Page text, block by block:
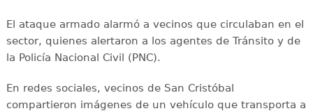
El ataque armado alarmó a vecinos que circulaban en el
sector, quienes alertaron a los agentes de Tránsito y de
la Policía Nacional Civil (PNC).
En redes sociales, vecinos de San Cristóbal
compartieron imágenes de un vehículo que transporta a